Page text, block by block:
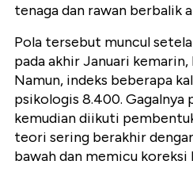
tenaga dan rawan berbalik
Pola tersebut muncul
pada akhir Januari kemarin,
Namun, indeks beberapa
psikologis 8.400. Gagalnya
kemudian diikuti
teori sering berakhir
bawah dan memicu koreksi